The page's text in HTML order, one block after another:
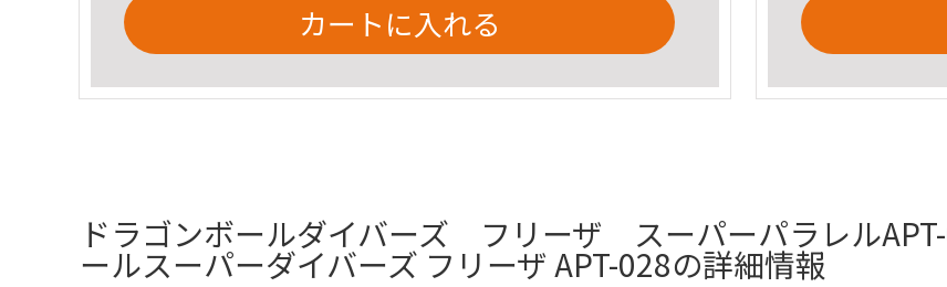
カートに入れる
ドラゴンボールダイバーズ フリーザ スーパーパラレル
ールスーパーダイバーズ フリーザ APT-028の詳細情報